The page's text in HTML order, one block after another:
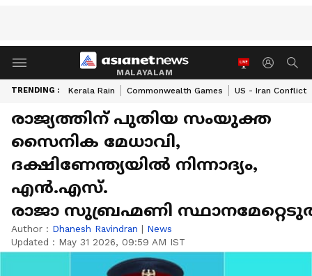
MALAYALAM
TRENDING : Kerala Rain Commonwealth Games US - Iran Conflict
രാജ്യത്തിന് പുതിയ സംയുക്ത
സൈനിക മേധാവി,
ദക്ഷിണേന്ത്യയിൽ നിന്നാദ്യം,
എന്‍.എസ്.
രാജാ സുബ്രഹ്മണി
Author : Dhanesh Ravindran | News
Updated : May 31 2026, 09:59 AM IST